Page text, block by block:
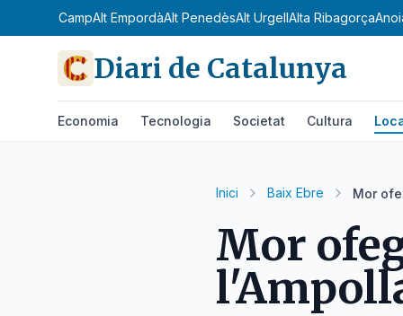
Alt CampAlt EmpordàAlt PenedèsAlt UrgellAlta Ribagorça
Diari de Catalunya
Economia Tecnologia Societat Cultura
Inici Baix Ebre Mor
Mor